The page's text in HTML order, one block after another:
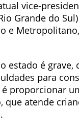
vice-
Grande do
e
estado é grave,
para
proporcionar
atende